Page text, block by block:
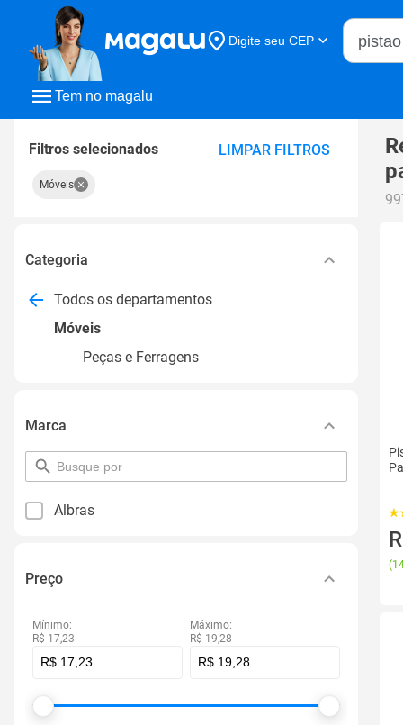
Tem no magalu
Digite seu CEP
Buscar
Filtros selecionados LIMPAR FILTROS
Móveis
Categoria
Todos os departamentos
Móveis
Peças e Ferragens
Marca
pesquisar
por
Albras
Preço
Mínimo:
R$ 17,23
Máximo:
R$ 19,28
(